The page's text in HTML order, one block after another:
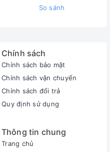
So sánh
Chính sách
Chính sách bảo mật
Chính sách vận chuyển
Chính sách đổi trả
Quy định sử dụng
Thông tin chung
Trang chủ